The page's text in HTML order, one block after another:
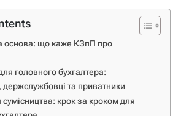
основа: що каже КЗпП про
головного бухгалтера:
та приватники
крок за кроком для